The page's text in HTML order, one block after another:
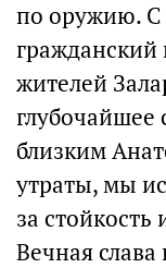
по оружию. С
гражданский
жителей
глубочайшее
близким
утраты, мы
за
Вечная